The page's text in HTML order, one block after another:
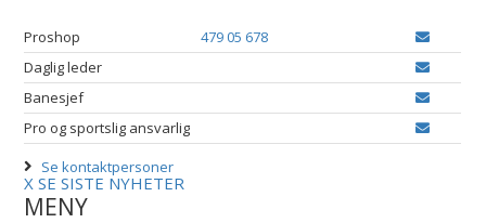
Proshop
479 05 678
Daglig leder
Banesjef
Pro og sportslig ansvarlig
Se kontaktpersoner
X SE SISTE NYHETER
MENY